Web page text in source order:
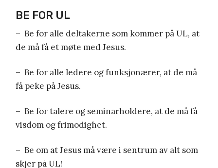
BE FOR UL
– Be for alle deltakerne som kommer på UL, at
de må få et møte med Jesus.
– Be for alle ledere og funksjonærer, at de må
få peke på Jesus.
– Be for talere og seminarholdere, at de må få
visdom og frimodighet.
– Be om at Jesus må være i sentrum av alt som
skjer på UL!